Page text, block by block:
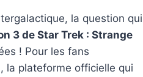
la question qui
3 de Star Trek : Strange
! Pour les fans
, la plateforme officielle qui